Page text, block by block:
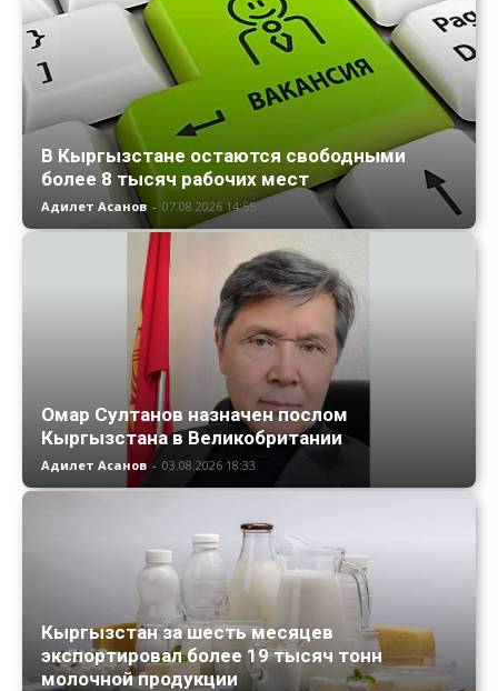
В Кыргызстане остаются свободными
более 8 тысяч рабочих мест
Адилет Асанов - 07.08.2026 14:55
Омар Султанов назначен послом
Кыргызстана в Великобритании
Адилет Асанов - 03.08.2026 18:33
Кыргызстан за шесть месяцев
экспортировал более 19 тысяч тонн
молочной продукции